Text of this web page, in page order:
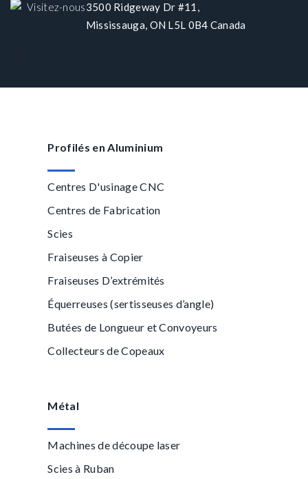
Visitez-nous3500 Ridgeway Dr #11,
Mississauga, ON L5L 0B4 Canada
Profilés en Aluminium
Centres D'usinage CNC
Centres de Fabrication
Scies
Fraiseuses à Copier
Fraiseuses D’extrémités
Équerreuses (sertisseuses d’angle)
Butées de Longueur et Convoyeurs
Collecteurs de Copeaux
Métal
Machines de découpe laser
Scies à Ruban